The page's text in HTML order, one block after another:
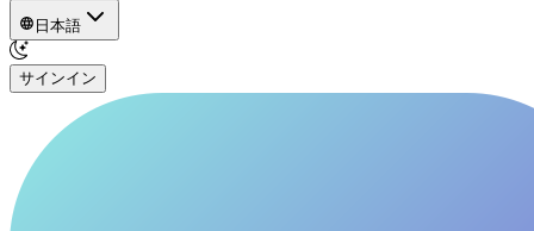
日本語
サインイン